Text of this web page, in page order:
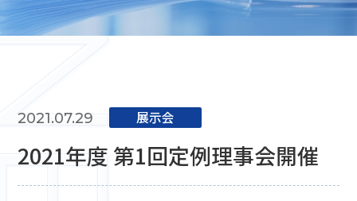
2021.07.29 展⽰会
2021年度 第1回定例理事会開催